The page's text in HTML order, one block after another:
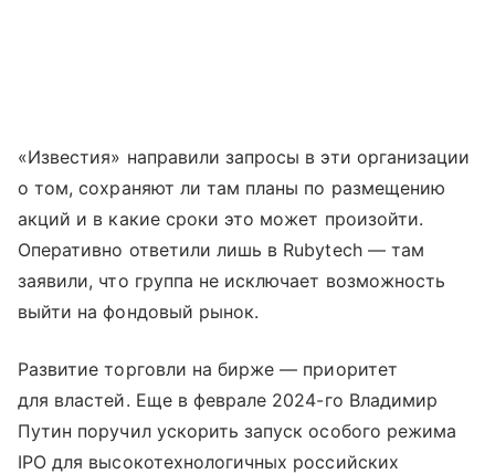
«Известия» направили запросы в эти организации
о том, сохраняют ли там планы по размещению
акций и в какие сроки это может произойти.
Оперативно ответили лишь в Rubytech — там
заявили, что группа не исключает возможность
выйти на фондовый рынок.
Развитие торговли на бирже — приоритет
для властей. Еще в феврале 2024-го Владимир
Путин поручил ускорить запуск особого режима
IPO для высокотехнологичных российских